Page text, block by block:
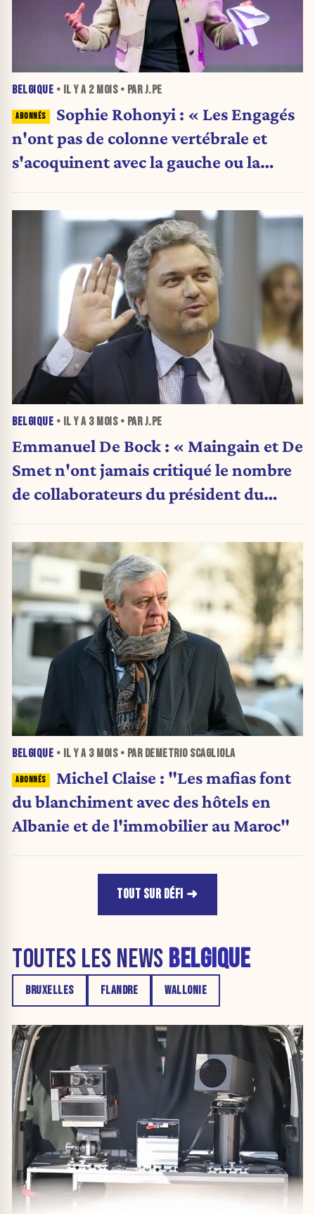
BELGIQUE • IL Y A 2 MOIS• PAR J.PE
Sophie Rohonyi : « Les Engagés
n'ont pas de colonne vertébrale et
s'acoquinent avec la gauche ou la
BELGIQUE • IL Y A 3 MOIS• PAR J.PE
Emmanuel De Bock : « Maingain et De
Smet n'ont jamais critiqué le nombre
de collaborateurs du président du
»
BELGIQUE • IL Y A 3 MOIS• PAR DEMETRIO SCAGLIOLA
Michel Claise : "Les mafias font
du blanchiment avec des hôtels en
Albanie et de l'immobilier au Maroc"
TOUT SUR DÉFI
TOUTES LES NEWS BELGIQUE
BRUXELLES FLANDRE WALLONIE